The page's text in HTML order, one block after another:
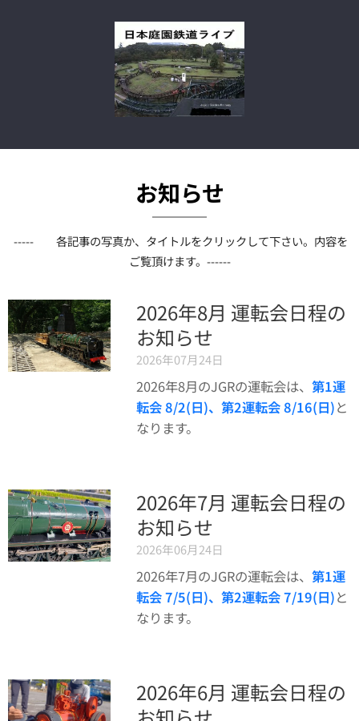
お知らせ
----- 各記事の写真か、タイトルをクリックして下さい。内容を
ご覧頂けます。------
2026年8月 運転会日程の
お知らせ
2026年07月24日
2026年8月のJGRの運転会は、第1運
転会 8/2(日)、第2運転会 8/16(日)と
なります。
2026年7月 運転会日程の
お知らせ
2026年06月24日
2026年7月のJGRの運転会は、第1運
転会 7/5(日)、第2運転会 7/19(日)と
なります。
2026年6月 運転会日程の